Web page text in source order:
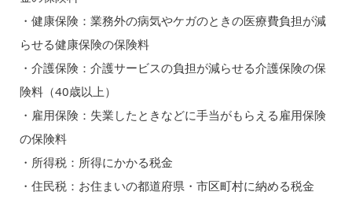
・健康保険：業務外の病気やケガのときの医療費負担が減
らせる健康保険の保険料
・介護保険：介護サービスの負担が減らせる介護保険の保
険料（40歳以上）
・雇用保険：失業したときなどに手当がもらえる雇用保険
の保険料
・所得税：所得にかかる税金
・住民税：お住まいの都道府県・市区町村に納める税金